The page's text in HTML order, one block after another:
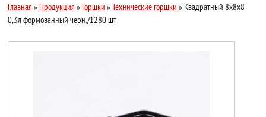
Главная » Продукция » Горшки »Технические горшки » Квадратный 8х8х8
0,3л формованный черн./1280 шт